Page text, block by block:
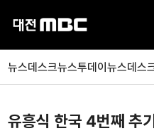
뉴스데스크뉴스투데이뉴스데스
유흥식 한국 4번째 추